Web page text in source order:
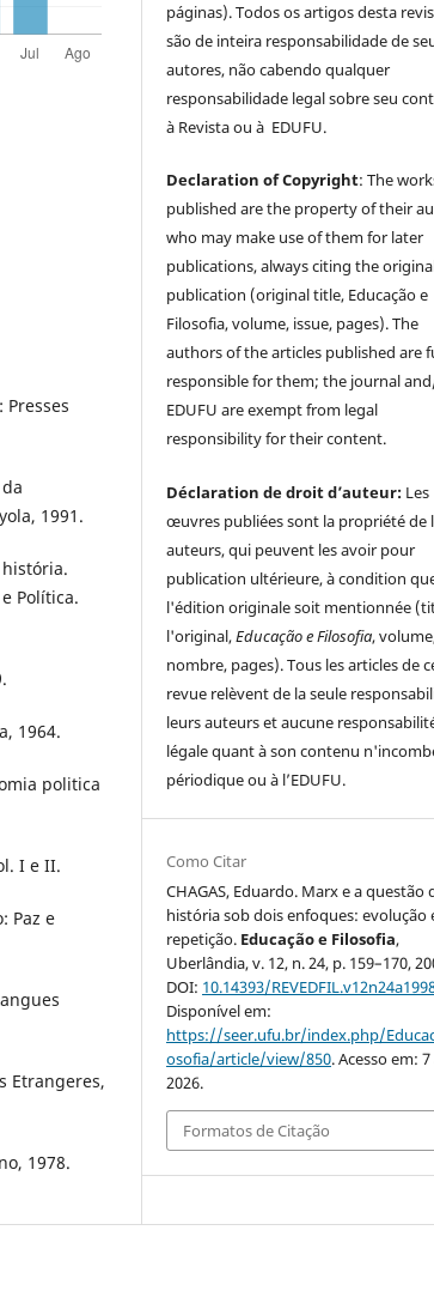
1991.
história.
Política.
1964.
politica
I e II.
Paz e
Etrangeres,
1978.
páginas). Todos os artigos desta
são de inteira responsabilidade de
autores, não cabendo qualquer
responsabilidade legal sobre seu
à Revista ou à EDUFU.
Declaration of Copyright: The
published are the property of their
who may make use of them for later
publications, always citing the
publication (original title, Educação e
Filosofia, volume, issue, pages). The
authors of the articles published are
responsible for them; the journal
EDUFU are exempt from legal
responsibility for their content.
Déclaration de droit d’auteur: Les
œuvres publiées sont la propriété de
auteurs, qui peuvent les avoir pour
publication ultérieure, à condition
l'édition originale soit mentionnée
l'original,Educação e Filosofia,
nombre, pages). Tous les articles de
revue relèvent de la seule
leurs auteurs et aucune
légale quant à son contenu
périodique ou à l’EDUFU.
Como Citar
CHAGAS, Eduardo. Marx e a questão
história sob dois enfoques: evolução
repetição. Educação e Filosofia,
Uberlândia, v. 12, n. 24, p. 159–170,
DOI: 10.14393/
Disponível em:
https://seer.ufu.br/index.php/
osofia/article/view/850. Acesso em:
2026.
Formatos de Citação